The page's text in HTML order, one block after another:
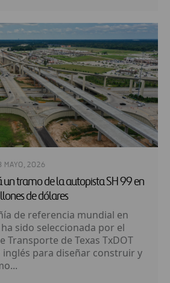
MAYO, 2026
un tramo de la autopista SH 99 en
de dólares
de referencia mundial en
sido seleccionada por el
Transporte de Texas TxDOT
inglés para diseñar construir y